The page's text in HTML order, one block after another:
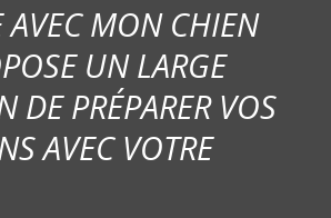
AVEC MON CHIEN
UN LARGE
DE PRÉPARER VOS
AVEC VOTRE